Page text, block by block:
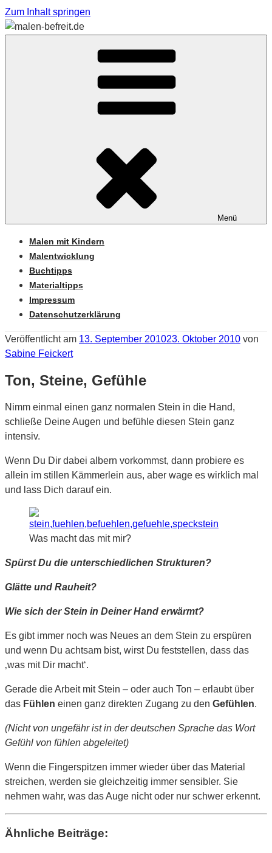
Zum Inhalt springen
MALEN-BEFREIT.DE
Sabine Feickert – Atelier für begleitetes Malen
Menü
Malen mit Kindern
Malentwicklung
Buchtipps
Materialtipps
Impressum
Datenschutzerklärung
Veröffentlicht am 13. September 201023. Oktober 2010 von
Sabine Feickert
Ton, Steine, Gefühle
Nimm einmal einen ganz normalen Stein in die Hand,
schließe Deine Augen und befühle diesen Stein ganz
intensiv.
Wenn Du Dir dabei albern vorkommst, dann probiere es
allein im stillen Kämmerlein aus, aber wage es wirklich mal
und lass Dich darauf ein.
Was macht das mit mir?
Spürst Du die unterschiedlichen Strukturen?
Glätte und Rauheit?
Wie sich der Stein in Deiner Hand erwärmt?
Es gibt immer noch was Neues an dem Stein zu erspüren
und wenn Du achtsam bist, wirst Du feststellen, dass das
‚was mit Dir macht‘.
Gerade die Arbeit mit Stein – oder auch Ton – erlaubt über
das Fühlen einen ganz direkten Zugang zu den Gefühlen.
(Nicht von ungefähr ist in der deutschen Sprache das Wort
Gefühl von fühlen abgeleitet)
Wenn die Fingerspitzen immer wieder über das Material
streichen, werden sie gleichzeitig immer sensibler. Sie
nehmen wahr, was das Auge nicht oder nur schwer erkennt.
Ähnliche Beiträge: